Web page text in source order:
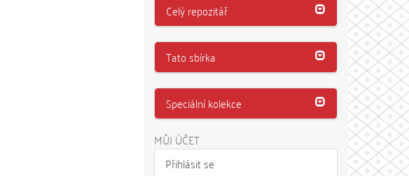
Celý repozitář
Tato sbírka
Speciální kolekce
MŮJ ÚČET
Přihlásit se